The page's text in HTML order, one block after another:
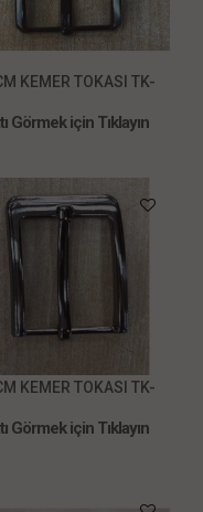
KEMER TOKASI TK-
Görmek için Tıklayın
KEMER TOKASI TK-
Görmek için Tıklayın